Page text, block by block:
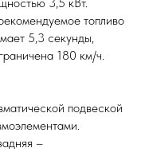
топливо
5,3 секунды,
180 км/ч.
подвеской
–